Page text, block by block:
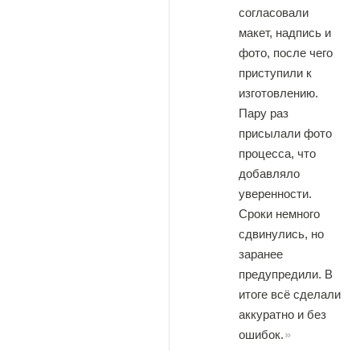
согласовали
макет, надпись и
фото, после чего
приступили к
изготовлению.
Пару раз
присылали фото
процесса, что
добавляло
уверенности.
Сроки немного
сдвинулись, но
заранее
предупредили. В
итоге всё сделали
аккуратно и без
ошибок.